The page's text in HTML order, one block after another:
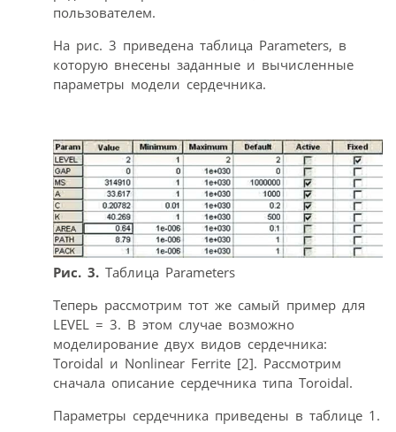
пользователем.
На рис. 3 приведена таблица Parameters, в
которую внесены заданные и вычисленные
параметры модели сердечника.
Рис. 3. Таблица Parameters
Теперь рассмотрим тот же самый пример для
LEVEL = 3. В этом случае возможно
моделирование двух видов сердечника:
Toroidal и Nonlinear Ferrite [2]. Рассмотрим
сначала описание сердечника типа Toroidal.
Параметры сердечника приведены в таблице 1.